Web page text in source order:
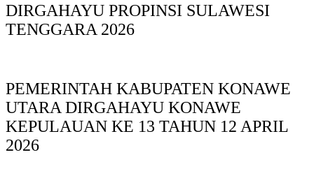
DIRGAHAYU PROPINSI SULAWESI
TENGGARA 2026
PEMERINTAH KABUPATEN KONAWE
UTARA DIRGAHAYU KONAWE
KEPULAUAN KE 13 TAHUN 12 APRIL
2026